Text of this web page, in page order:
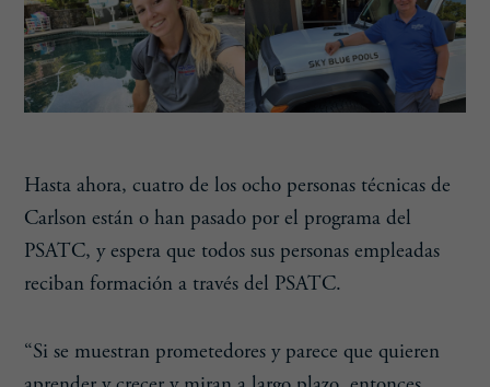
Hasta ahora, cuatro de los ocho personas técnicas de
Carlson están o han pasado por el programa del
PSATC, y espera que todos sus personas empleadas
reciban formación a través del PSATC.
“Si se muestran prometedores y parece que quieren